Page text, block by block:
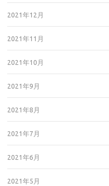
2021年12月
2021年11月
2021年10月
2021年9月
2021年8月
2021年7月
2021年6月
2021年5月